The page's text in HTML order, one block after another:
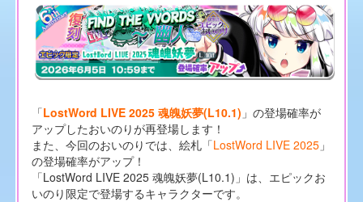
「LostWord LIVE 2025 魂魄妖夢(L10.1) 」の登場確率が
アップしたおいのりが再登場します！
また、今回のおいのりでは、絵札「LostWord LIVE 2025」
の登場確率がアップ！
「LostWord LIVE 2025 魂魄妖夢(L10.1)」は、エピックお
いのり限定で登場するキャラクターです。